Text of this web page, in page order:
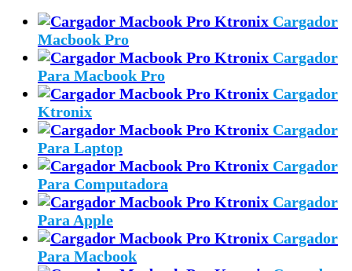
Cargador
Macbook Pro
Cargador
Para Macbook Pro
Cargador
Ktronix
Cargador
Para Laptop
Cargador
Para Computadora
Cargador
Para Apple
Cargador
Para Macbook